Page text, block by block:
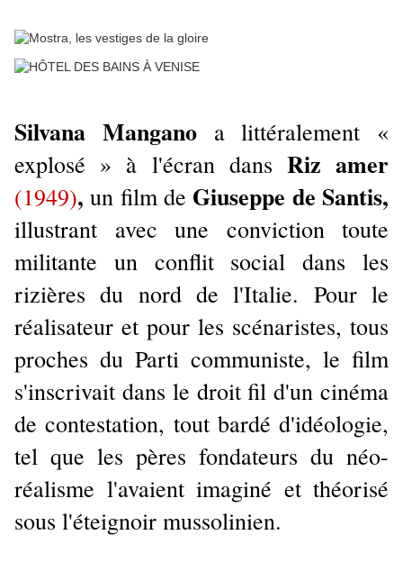
Silvana Manganoa littéralement «
explosé » à l'écran dans Riz amer
(1949),un film de Giuseppe de Santis,
illustrant avec une conviction toute
militante un conflit social dans les
rizières du nord de l'Italie. Pour le
réalisateur et pour les scénaristes, tous
proches du Parti communiste, le film
s'inscrivait dans le droit fil d'un cinéma
de contestation, tout bardé d'idéologie,
tel que les pères fondateurs du néo-
réalisme l'avaient imaginé et théorisé
sous l'éteignoir mussolinien.